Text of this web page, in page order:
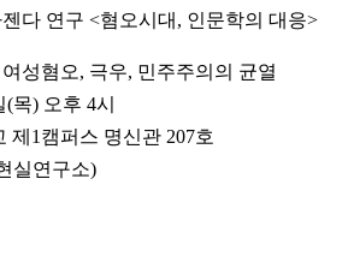
다 연구 <혐오시대, 인문학의 대응>
성혐오, 극우, 민주주의의 균열
목) 오후 4시
제1캠퍼스 명신관 207호
실연구소)